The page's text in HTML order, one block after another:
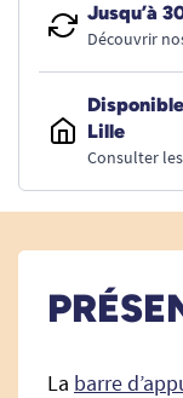
Jusqu’à
Découvrir
Lille
Consulter
La barre